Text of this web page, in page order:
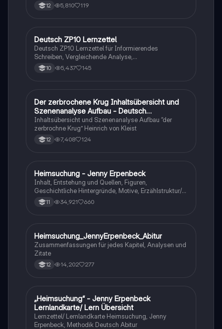
tabellarisch. Im Unterricht ohne KI erstellt
12 5,810 119
Deutsch
Deutsch ZP10 Lernzettel
Deutsch ZP10 Lernzettel für Informierendes
Schreiben, Vergleichende Analyse,
Sachtexte/Roman/Gedicht..
10 5,437 145
Deutsch
Der zerbrochene Krug Inhaltsübersicht und
Szenenanalyse Aufbau - Deutsch
Q1/Q2/Abitur
Inhaltsübersicht und Szenenanalyse Aufbau “der
zerbrochne Krug” Heinrich von Kleist
12 7,408 124
Deutsch
Heimsuchung - Jenny Erpenbeck
Inhalt, Entstehung und Quellen, Figuren,
Geschichtliche Hintergründe, Motive, Erzählstruktur/-
stil 11 34,921 660
Deutsch
Heimsuchung_JennyErpenbeck_Abitur
Zusammenfassungen für jedes Kapitel, Analysen und
Zitate
12 14,202 277
Deutsch
„Heimsuchung“ - Jenny Erpenbeck
Lernlandkarte/ Lern Übersicht
Lernzettel/ Lernlandkarte Heimsuchung, Jenny
Erpenbeck, Methodik Deutsch Abitur